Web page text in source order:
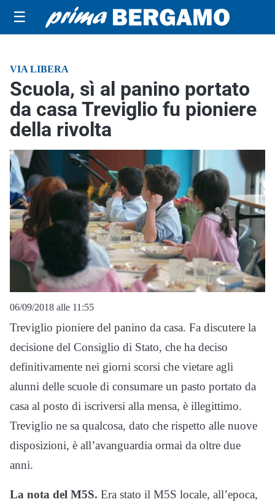
☰
VIA LIBERA
Scuola, sì al panino portato
da casa Treviglio fu pioniere
della rivolta
06/09/2018 alle 11:55
Treviglio pioniere del panino da casa. Fa discutere la
decisione del Consiglio di Stato, che ha deciso
definitivamente nei giorni scorsi che vietare agli
alunni delle scuole di consumare un pasto portato da
casa al posto di iscriversi alla mensa, è illegittimo.
Treviglio ne sa qualcosa, dato che rispetto alle nuove
disposizioni, è all’avanguardia ormai da oltre due
anni.
La nota del M5S. Era stato il M5S locale, all’epoca,